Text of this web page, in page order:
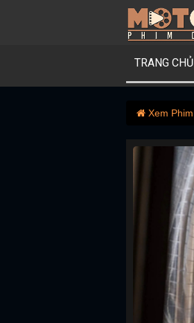
TRANG CHỦ
Xem Phim